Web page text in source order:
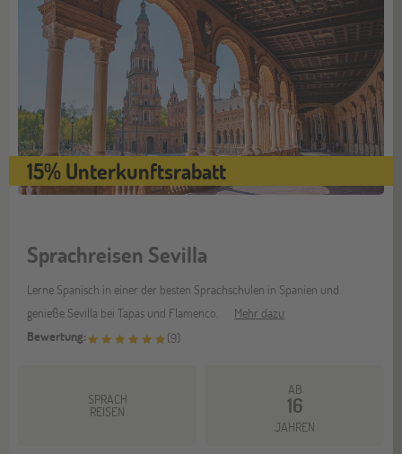
15% Unterkunftsrabatt
Sprachreisen Sevilla
Lerne Spanisch in einer der besten Sprachschulen in Spanien und
genieße Sevilla bei Tapas und Flamenco.
Mehr dazu
Bewertung:
(9)
SPRACH
REISEN
AB
16
JAHREN